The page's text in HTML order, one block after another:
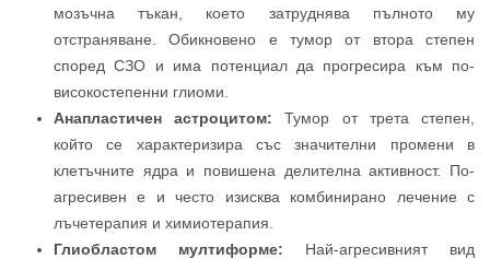
мозъчна тъкан, което затруднява пълното му
отстраняване. Обикновено е тумор от втора степен
според СЗО и има потенциал да прогресира към по-
високостепенни глиоми.
Анапластичен астроцитом: Тумор от трета степен,
който се характеризира със значителни промени в
клетъчните ядра и повишена делителна активност. По-
агресивен е и често изисква комбинирано лечение с
лъчетерапия и химиотерапия.
Глиобластом мултиформе: Най-агресивният вид